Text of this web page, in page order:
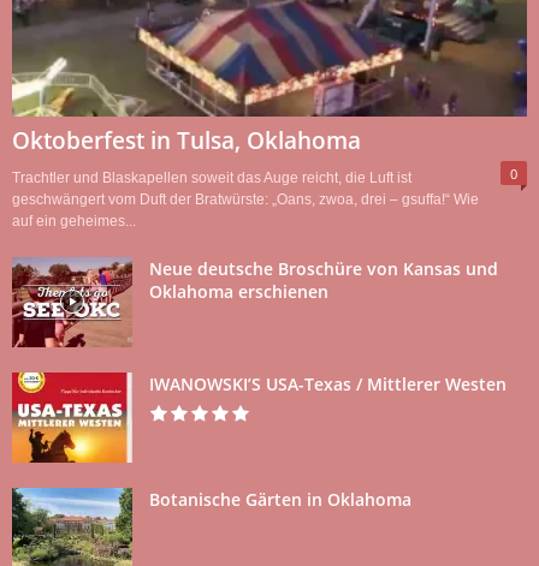
Oktoberfest in Tulsa, Oklahoma
0
Trachtler und Blaskapellen soweit das Auge reicht, die Luft ist
geschwängert vom Duft der Bratwürste: „Oans, zwoa, drei – gsuffa!“ Wie
auf ein geheimes...
Neue deutsche Broschüre von Kansas und
Oklahoma erschienen
IWANOWSKI’S USA-Texas / Mittlerer Westen
Botanische Gärten in Oklahoma